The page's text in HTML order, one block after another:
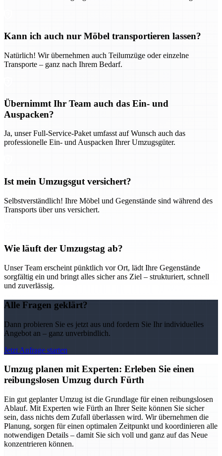
Kann ich auch nur Möbel transportieren lassen?
Natürlich! Wir übernehmen auch Teilumzüge oder einzelne
Transporte – ganz nach Ihrem Bedarf.
Übernimmt Ihr Team auch das Ein- und
Auspacken?
Ja, unser Full-Service-Paket umfasst auf Wunsch auch das
professionelle Ein- und Auspacken Ihrer Umzugsgüter.
Ist mein Umzugsgut versichert?
Selbstverständlich! Ihre Möbel und Gegenstände sind während des
Transports über uns versichert.
Wie läuft der Umzugstag ab?
Unser Team erscheint pünktlich vor Ort, lädt Ihre Gegenstände
sorgfältig ein und bringt alles sicher ans Ziel – strukturiert, schnell
und zuverlässig.
Alle Fragen geklärt?
Dann probieren Sie es jetzt aus und fordern Sie Ihr individuelles
Angebot an – ganz unverbindlich.
Jetzt Anfrage starten
Umzug planen mit Experten: Erleben Sie einen
reibungslosen Umzug durch Fürth
Ein gut geplanter Umzug ist die Grundlage für einen reibungslosen
Ablauf. Mit Experten wie Fürth an Ihrer Seite können Sie sicher
sein, dass nichts dem Zufall überlassen wird. Wir übernehmen die
Planung, sorgen für einen optimalen Zeitpunkt und koordinieren alle
notwendigen Details – damit Sie sich voll und ganz auf das Neue
konzentrieren können.